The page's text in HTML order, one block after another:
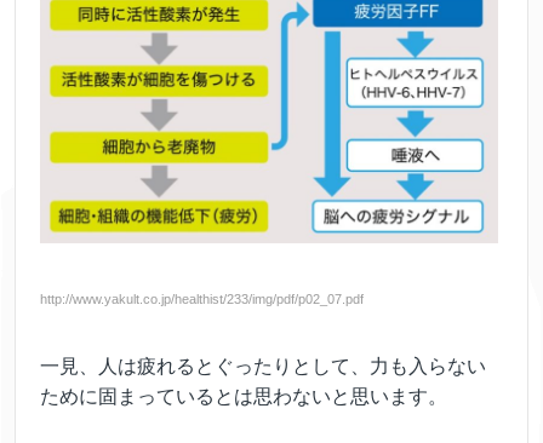
http://www.yakult.co.jp/healthist/233/img/pdf/p02_07.pdf
一見、人は疲れるとぐったりとして、力も入らない
ために固まっているとは思わないと思います。